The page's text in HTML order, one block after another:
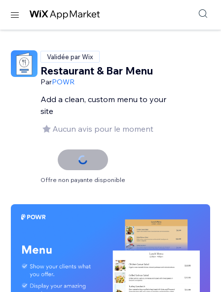
Validée par Wix
Restaurant & Bar Menu
ParPOWR
Add a clean, custom menu to your
site
Aucun avis pour le moment
Offre non payante disponible